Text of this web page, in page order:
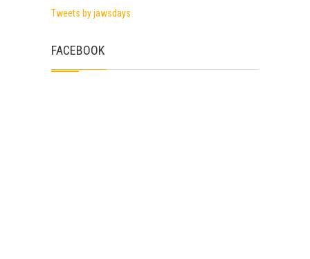
Tweets by jawsdays
FACEBOOK